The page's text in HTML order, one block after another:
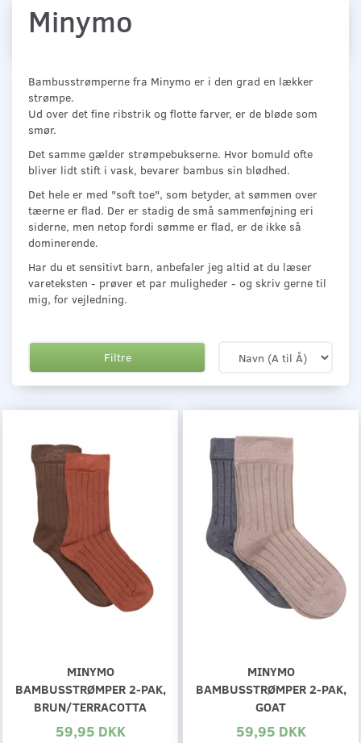
Minymo
Bambusstrømperne fra Minymo er i den grad en lækker
strømpe.
Ud over det fine ribstrik og flotte farver, er de bløde som
smør.
Det samme gælder strømpebukserne. Hvor bomuld ofte
bliver lidt stift i vask, bevarer bambus sin blødhed.
Det hele er med "soft toe", som betyder, at sømmen over
tæerne er flad. Der er stadig de små sammenføjning eri
siderne, men netop fordi sømme er flad, er de ikke så
dominerende.
Har du et sensitivt barn, anbefaler jeg altid at du læser
vareteksten - prøver et par muligheder - og skriv gerne til
mig, for vejledning.
Filtre
MINYMO
BAMBUSSTRØMPER 2-PAK,
BRUN/TERRACOTTA
59,95 DKK
MINYMO
BAMBUSSTRØMPER 2-PAK,
GOAT
59,95 DKK